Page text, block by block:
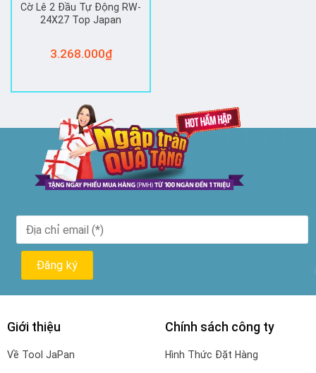
Cờ Lê 2 Đầu Tự Động RW-
24X27 Top Japan
3.268.000₫
Giới thiệu
Về Tool JaPan
Chính sách công ty
Hình Thức Đặt Hàng